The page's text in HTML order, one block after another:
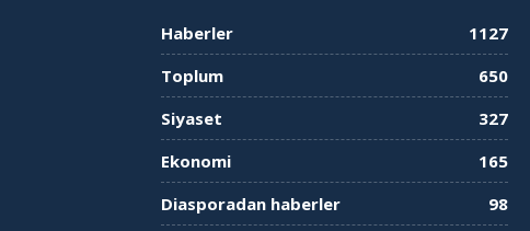
Haberler
1127
Toplum
650
Siyaset
327
Ekonomi
165
Diasporadan haberler
98